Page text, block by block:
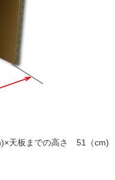
板までの高さ 51（cm)